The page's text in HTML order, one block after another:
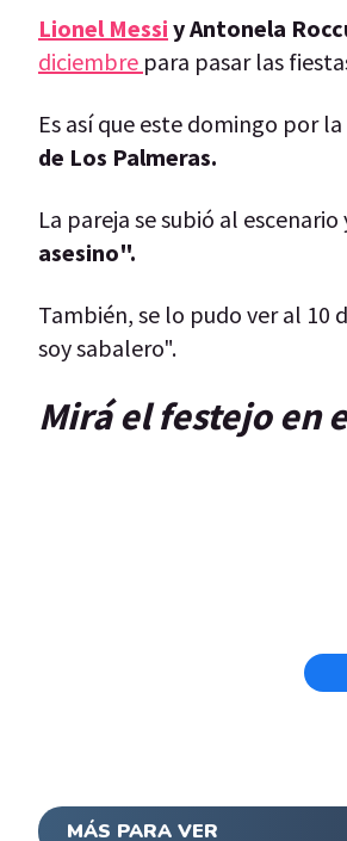
Lionel Messi y Antonela
diciembre para pasar las
Es así que este domingo por
de Los Palmeras.
La pareja se subió al escenario
asesino".
También, se lo pudo ver al
soy sabalero".
Mirá el festejo en
MÁS PARA VER